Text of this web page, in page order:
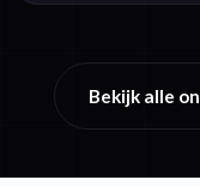
Bekijk alle